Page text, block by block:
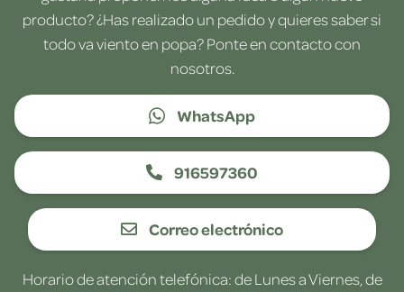
producto? ¿Has realizado un pedido y quieres saber si
todo va viento en popa? Ponte en contacto con
nosotros.
WhatsApp
916597360
Correo electrónico
Horario de atención telefónica: de Lunes a Viernes, de